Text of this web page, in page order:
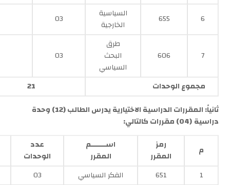
6
655
السياسية
الخارجية
03
7
606
طرق
البحث
السياسي
03
مجموع الوحدات
21
ثانياً: المقررات الدراسية الاختياريةيدرس الطالب
(12) وحدة
دراسية(
04) مقررات كالتالي:
م
رمز
المقرر
اســـــــم
المقرر
عدد
الوحدات
1
651 الفكر السياسي
03